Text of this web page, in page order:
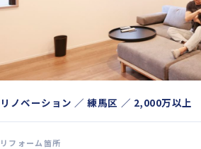
リノベーション ／ 練馬区 ／ 2,000万以上
リフォーム箇所